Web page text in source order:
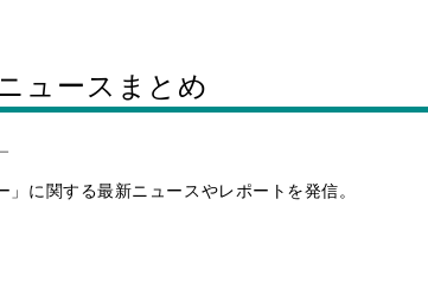
ュースまとめ
に関する最新ニュースやレポートを発信。